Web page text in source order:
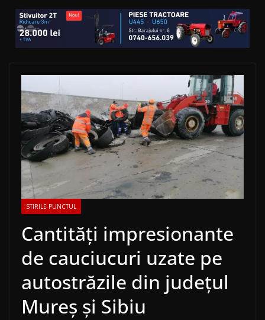
STIRILE PUNCTUL
Cantități impresionante
de cauciucuri uzate pe
autostrăzile din județul
Mureș și Sibiu